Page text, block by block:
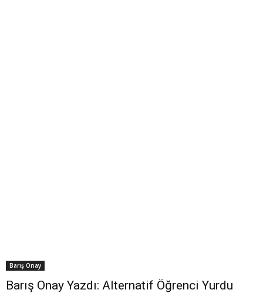
Barış Onay
Barış Onay Yazdı: Alternatif Öğrenci Yurdu